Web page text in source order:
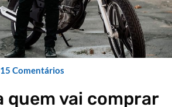
15 Comentários
quem vai comprar